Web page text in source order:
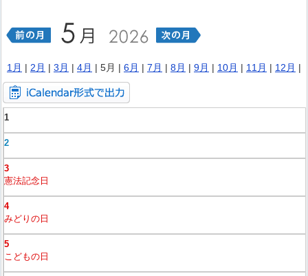
1月 | 2月 | 3月 | 4月 | 5月 | 6月 | 7月 | 8月 | 9月 | 10月 | 11月 | 12月 |
1
2
3
憲法記念日
4
みどりの日
5
こどもの日